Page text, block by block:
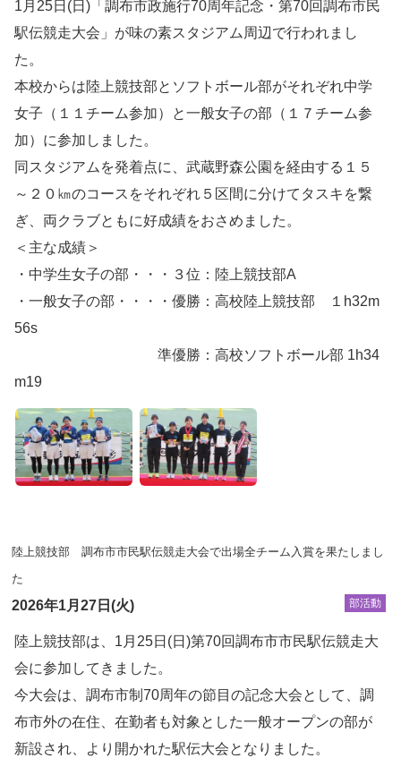
1月25日(日)「調布市政施行70周年記念・第70回調布市民
駅伝競走大会」が味の素スタジアム周辺で行われまし
た。
本校からは陸上競技部とソフトボール部がそれぞれ中学
女子（１１チーム参加）と一般女子の部（１７チーム参
加）に参加しました。
同スタジアムを発着点に、武蔵野森公園を経由する１５
～２０㎞のコースをそれぞれ５区間に分けてタスキを繋
ぎ、両クラブともに好成績をおさめました。
＜主な成績＞
・中学生女子の部・・・３位：陸上競技部A
・一般女子の部・・・・優勝：高校陸上競技部 １h32m
56s
準優勝：高校ソフトボール部 1h34
m19
陸上競技部 調布市市民駅伝競走大会で出場全チーム入賞を果たしまし
た
2026年1月27日(火) 部活動
陸上競技部は、1月25日(日)第70回調布市市民駅伝競走大
会に参加してきました。
今大会は、調布市制70周年の節目の記念大会として、調
布市外の在住、在勤者も対象とした一般オープンの部が
新設され、より開かれた駅伝大会となりました。